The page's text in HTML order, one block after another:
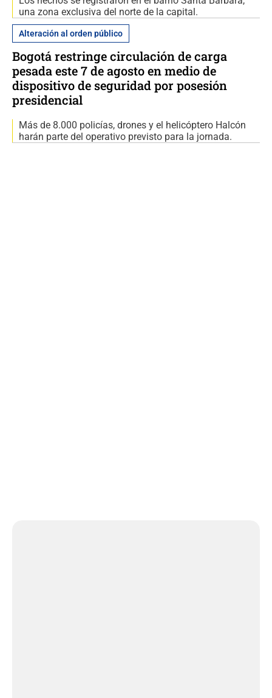
una zona exclusiva del norte de la capital.
Alteración al orden público
Bogotá restringe circulación de carga
pesada este 7 de agosto en medio de
dispositivo de seguridad por posesión
presidencial
Más de 8.000 policías, drones y el helicóptero Halcón
harán parte del operativo previsto para la jornada.